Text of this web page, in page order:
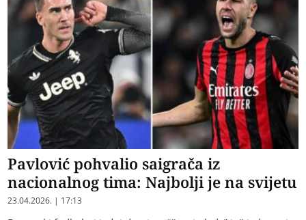
Pavlović pohvalio saigrača iz
nacionalnog tima: Najbolji je na svijetu
23.04.2026. | 17:13